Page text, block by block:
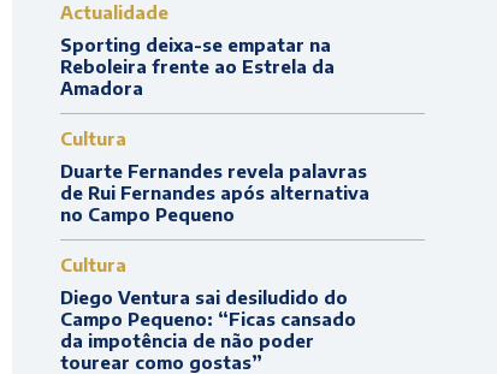
Actualidade
Sporting deixa-se empatar na
Reboleira frente ao Estrela da
Amadora
Cultura
Duarte Fernandes revela palavras
de Rui Fernandes após alternativa
no Campo Pequeno
Cultura
Diego Ventura sai desiludido do
Campo Pequeno: “Ficas cansado
da impotência de não poder
tourear como gostas”